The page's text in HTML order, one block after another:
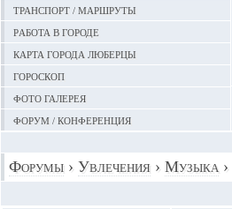
Транспорт / маршруты
Работа в городе
Карта города Люберцы
Гороскоп
Фото галерея
Форум / конференция
Форумы › Увлечения › Музыка›